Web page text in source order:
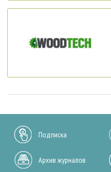
Подписка
Архив журналов